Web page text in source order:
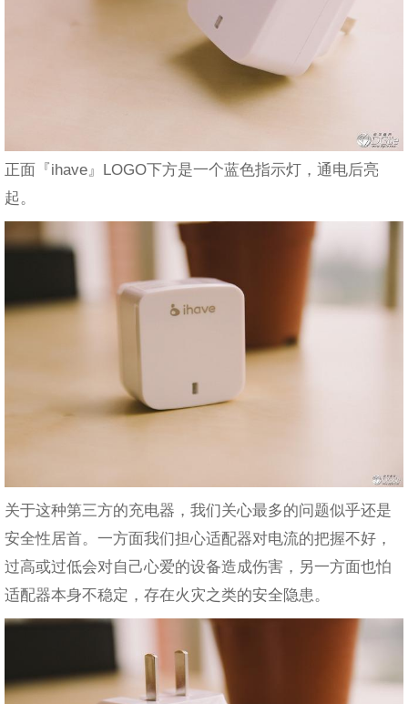
正面『ihave』LOGO下方是一个蓝色指示灯，通电后亮
起。
关于这种第三方的充电器，我们关心最多的问题似乎还是
安全性居首。一方面我们担心适配器对电流的把握不好，
过高或过低会对自己心爱的设备造成伤害，另一方面也怕
适配器本身不稳定，存在火灾之类的安全隐患。